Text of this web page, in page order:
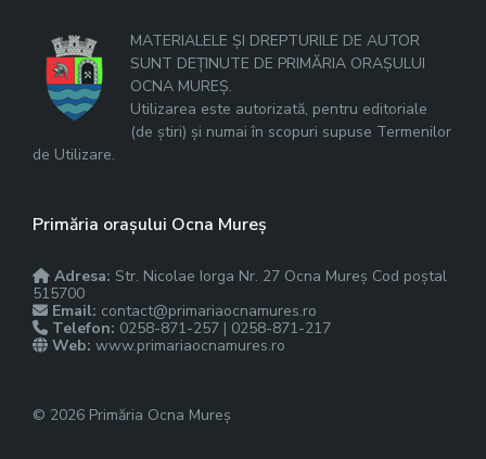
MATERIALELE ȘI DREPTURILE DE AUTOR
SUNT DEȚINUTE DE PRIMĂRIA ORAȘULUI
OCNA MUREȘ.
Utilizarea este autorizată, pentru editoriale
(de știri) și numai în scopuri supuse Termenilor
de Utilizare.
Primăria orașului Ocna Mureș
Adresa: Str. Nicolae Iorga Nr. 27 Ocna Mureș Cod poștal
515700
Email: contact@primariaocnamures.ro
Telefon: 0258-871-257 | 0258-871-217
Web: www.primariaocnamures.ro
© 2026 Primăria Ocna Mureș